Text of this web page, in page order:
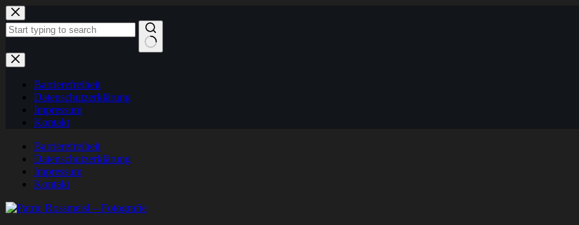
Zum
Inhalt
springen
Keine
Ergebnisse
Barrierefreiheit
Datenschutzerklärung
Impressum
Kontakt
Barrierefreiheit
Datenschutzerklärung
Impressum
Kontakt